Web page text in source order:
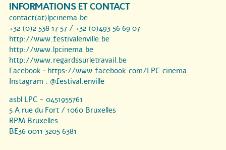
INFORMATIONS ET CONTACT
contact(at)lpcinema.be
+32 (0)2 538 17 57 / +32 (0)493 56 69 07
http://www.festivalenville.be
http://www.lpcinema.be
http://www.regardssurletravail.be
Facebook : https://www.facebook.com/LPC.cinema...
Instagram : @festival.enville
asbl LPC - 0451955761
5 A rue du Fort / 1060 Bruxelles
RPM Bruxelles
BE36 0011 3205 6381